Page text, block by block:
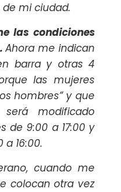
mi ciudad.
las condiciones
Ahora me indican
barra y otras 4
las mujeres
hombres” y que
modificado
de 9:00 a 17:00 y
16:00.
cuando me
colocan otra vez